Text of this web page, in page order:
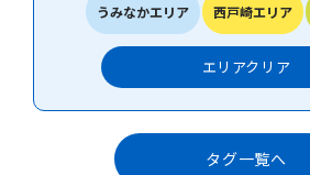
うみなかエリア 西戸崎エリア
エリアクリア
タグ一覧へ